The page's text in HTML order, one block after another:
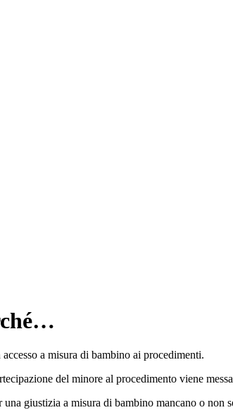
a misura di bambino ai procedimenti.
del minore al procedimento viene
giustizia a misura di bambino mancano o non